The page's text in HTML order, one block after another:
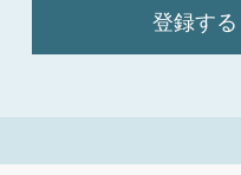
登録する